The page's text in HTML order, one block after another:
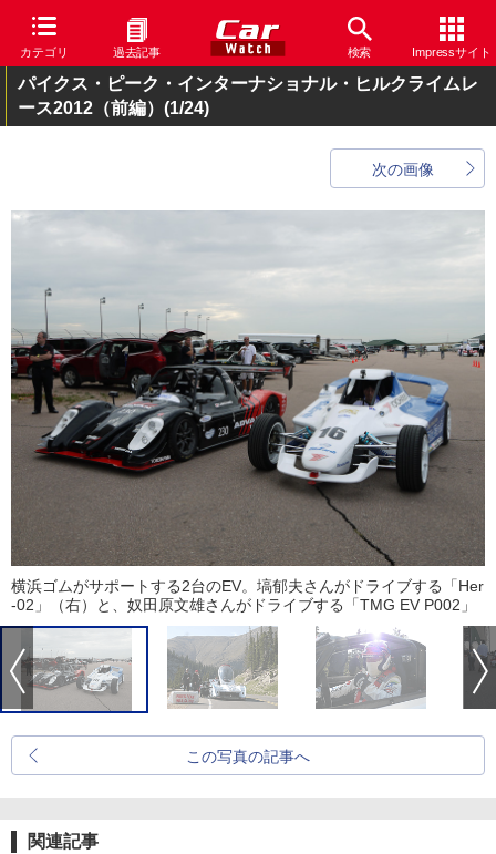
カテゴリ 過去記事 検索 Impressサイト
パイクス・ピーク・インターナショナル・ヒルクライムレ
ース2012（前編） (1/24)
次の画像
横浜ゴムがサポートする2台のEV。塙郁夫さんがドライブする「Her
-02」（右）と、奴田原文雄さんがドライブする「TMG EV P002」
この写真の記事へ
関連記事